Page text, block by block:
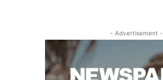
- Advertisement -